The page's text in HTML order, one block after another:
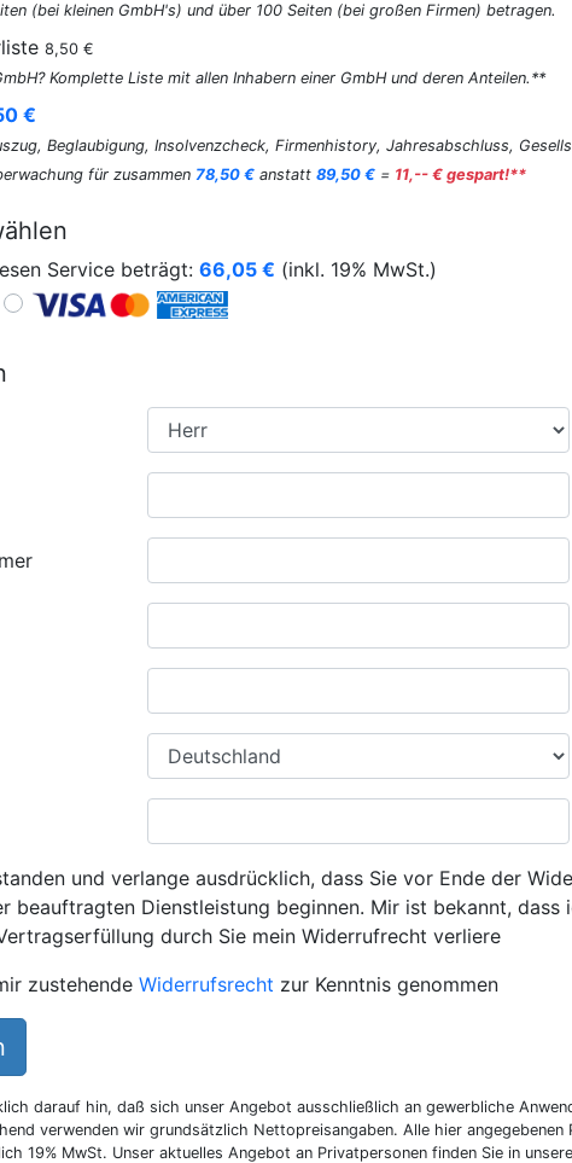
(bei kleinen GmbH's) und über 100 Seiten (bei großen Firmen) betragen.
8,50 €
Komplette Liste mit allen Inhabern einer GmbH und deren Anteilen.**
€
Beglaubigung, Insolvenzcheck, Firmenhistory, Jahresabschluss,
für zusammen 78,50 € anstatt 89,50 € = 11,-- € gespart!**
Service beträgt: 66,05 € (inkl. 19% MwSt.)
und verlange ausdrücklich, dass Sie vor Ende der
beauftragten Dienstleistung beginnen. Mir ist bekannt, dass
durch Sie mein Widerrufrecht verliere
zustehende Widerrufsrecht zur Kenntnis genommen
darauf hin, daß sich unser Angebot ausschließlich an gewerbliche
verwenden wir grundsätzlich Nettopreisangaben. Alle hier angegebenen
19% MwSt. Unser aktuelles Angebot an Privatpersonen finden Sie in